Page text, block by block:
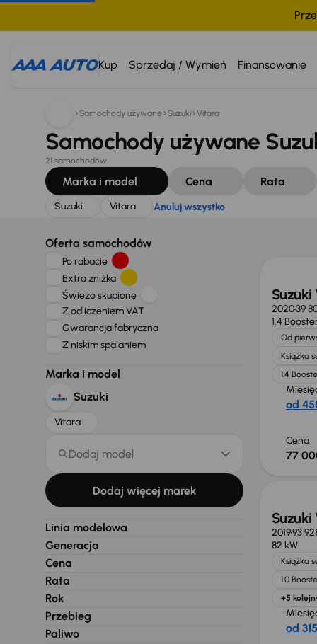
Kup Sprzedaj / Wymień Finansowanie
Szukam: Anuluj wszystko
Samochody używane Suzuki Vitara
Samochody używane
21 samochodów
Marka i model Cena Rata
Suzuki Vitara Anuluj wszystko
Oferta samochodów
Po rabacie
Extra zniżka
Świeżo skupione
Z odliczeniem VAT
Gwarancja fabryczna
Z niskim spalaniem
Marka i model
Suzuki
Vitara
Dodaj model
Dodaj więcej marek
Linia modelowa
Generacja
Cena
Rata
Rok
Przebieg
Paliwo
Suzuki
202039
1.4
Od
Książka
1.4
od
Cena
77
Suzuki
201993
82 kW
Książka
1.0
+5
od